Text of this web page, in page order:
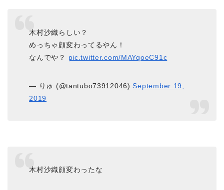
木村沙織らしい？
めっちゃ顔変わってるやん！
なんでや？ pic.twitter.com/MAYqoeC91c
— りゅ (@tantubo73912046)September 19,
2019
木村沙織顔変わったな